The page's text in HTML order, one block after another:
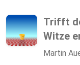
Trifft
Witze
Martin